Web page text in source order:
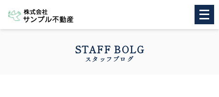
メ
ニ
ュ
STAFF BOLG
スタッフブログ